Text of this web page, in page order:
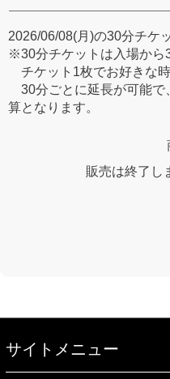
2026/06/08(月)の30分チケ
※30分チケットは入場から
チケット1枚でお好きな時
30分ごとに延長が可能で
算となります。
販売は終了し
サイトメニュー